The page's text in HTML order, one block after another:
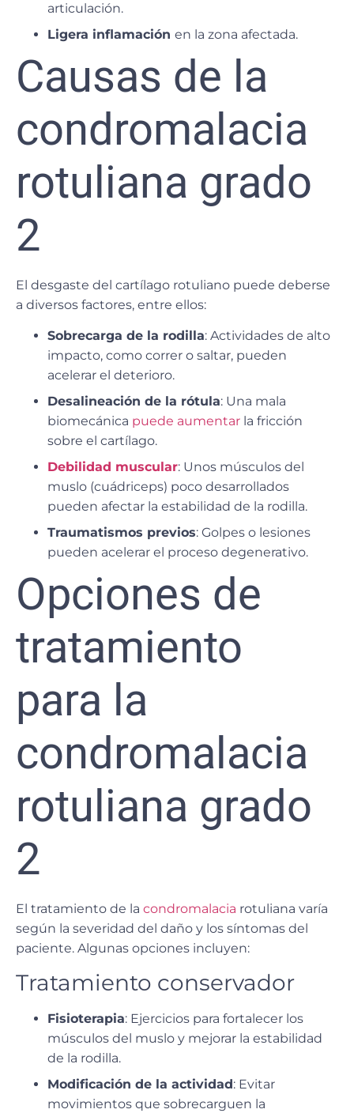
articulación.
Ligera inflamación en la zona afectada.
Causas de la
condromalacia
rotuliana grado
2
El desgaste del cartílago rotuliano puede deberse
a diversos factores, entre ellos:
Sobrecarga de la rodilla: Actividades de alto
impacto, como correr o saltar, pueden
acelerar el deterioro.
Desalineación de la rótula: Una mala
biomecánica puede aumentar la fricción
sobre el cartílago.
Debilidad muscular: Unos músculos del
muslo (cuádriceps) poco desarrollados
pueden afectar la estabilidad de la rodilla.
Traumatismos previos: Golpes o lesiones
pueden acelerar el proceso degenerativo.
Opciones de
tratamiento
para la
condromalacia
rotuliana grado
2
El tratamiento de la condromalacia rotuliana varía
según la severidad del daño y los síntomas del
paciente. Algunas opciones incluyen:
Tratamiento conservador
Fisioterapia: Ejercicios para fortalecer los
músculos del muslo y mejorar la estabilidad
de la rodilla.
Modificación de la actividad: Evitar
movimientos que sobrecarguen la